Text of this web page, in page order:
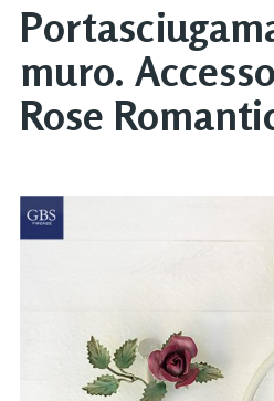
muro.
Rose